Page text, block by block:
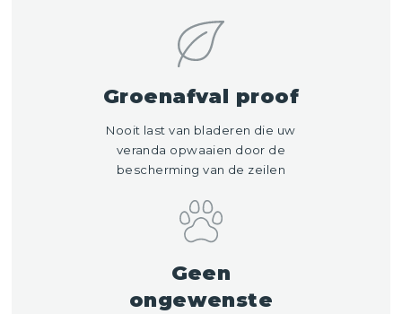
Groenafval proof
Nooit last van bladeren die uw
veranda opwaaien door de
bescherming van de zeilen
Geen
ongewenste